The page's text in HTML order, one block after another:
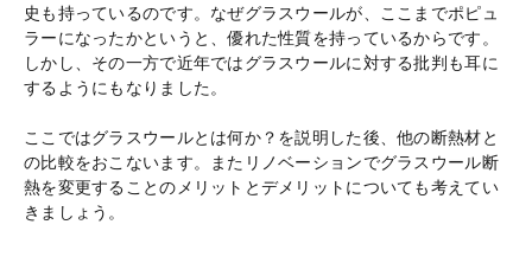
史も持っているのです。なぜグラスウールが、ここまでポピュ
ラーになったかというと、優れた性質を持っているからです。
しかし、その一方で近年ではグラスウールに対する批判も耳に
するようにもなりました。
ここではグラスウールとは何か？を説明した後、他の断熱材と
の比較をおこないます。またリノベーションでグラスウール断
熱を変更することのメリットとデメリットについても考えてい
きましょう。